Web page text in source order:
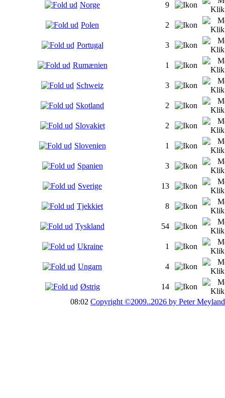
Norge 9
Polen 2
Portugal 3
Rumænien 1
Schweiz 3
Skotland 2
Slovakiet 2
Slovenien 1
Spanien 3
Sverige 13
Tjekkiet 8
Tyskland 54
Ukraine 1
Ungarn 4
Østrig
14
08:02 Copyright ©2009..2026 by Peter Meyland